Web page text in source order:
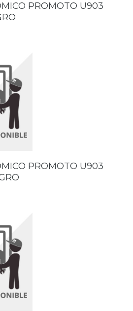
PROMOTO U903
PROMOTO U903